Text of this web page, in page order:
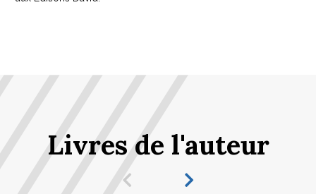
Livres de l'auteur